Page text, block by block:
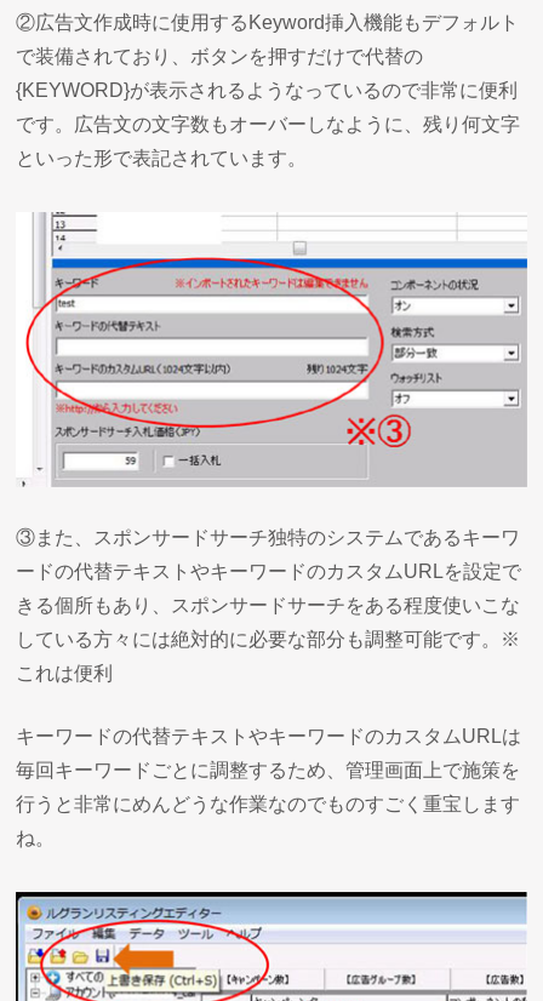
②広告文作成時に使用するKeyword挿入機能もデフォルト
で装備されており、ボタンを押すだけで代替の
{KEYWORD}が表示されるようなっているので非常に便利
です。広告文の文字数もオーバーしなように、残り何文字
といった形で表記されています。
③また、スポンサードサーチ独特のシステムであるキーワ
ードの代替テキストやキーワードのカスタムURLを設定で
きる個所もあり、スポンサードサーチをある程度使いこな
している方々には絶対的に必要な部分も調整可能です。※
これは便利
キーワードの代替テキストやキーワードのカスタムURLは
毎回キーワードごとに調整するため、管理画面上で施策を
行うと非常にめんどうな作業なのでものすごく重宝します
ね。